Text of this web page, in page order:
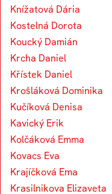
Knížatová Dária
Kostelná Dorota
Koucký Damián
Krcha Daniel
Křístek Daniel
Krošláková Dominika
Kučíková Denisa
Kavický Erik
Kolčáková Emma
Kovacs Eva
Krajíčková Ema
Krasilnikova Elizaveta